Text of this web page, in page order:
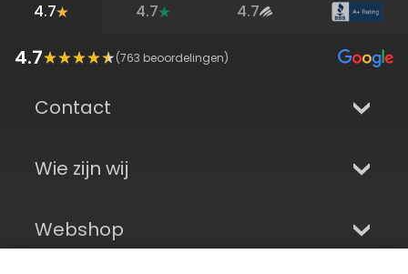
4.7 4.7 4.7
4.7 (763 beoordelingen)
Contact
Wie zijn wij
Webshop